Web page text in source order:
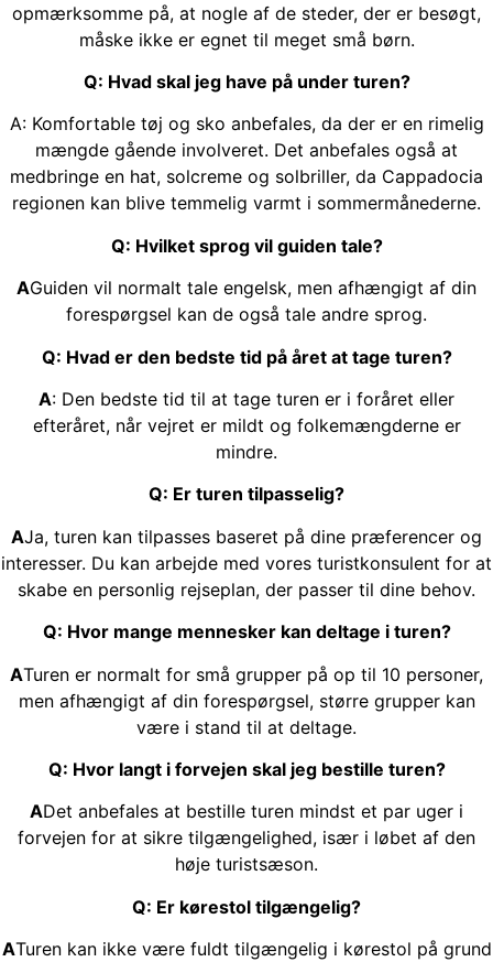
opmærksomme på, at nogle af de steder, der er besøgt,
måske ikke er egnet til meget små børn.
Q: Hvad skal jeg have på under turen?
A: Komfortable tøj og sko anbefales, da der er en rimelig
mængde gående involveret. Det anbefales også at
medbringe en hat, solcreme og solbriller, da Cappadocia
regionen kan blive temmelig varmt i sommermånederne.
Q: Hvilket sprog vil guiden tale?
AGuiden vil normalt tale engelsk, men afhængigt af din
forespørgsel kan de også tale andre sprog.
Q: Hvad er den bedste tid på året at tage turen?
A: Den bedste tid til at tage turen er i foråret eller
efteråret, når vejret er mildt og folkemængderne er
mindre.
Q: Er turen tilpasselig?
AJa, turen kan tilpasses baseret på dine præferencer og
interesser. Du kan arbejde med vores turistkonsulent for at
skabe en personlig rejseplan, der passer til dine behov.
Q: Hvor mange mennesker kan deltage i turen?
ATuren er normalt for små grupper på op til 10 personer,
men afhængigt af din forespørgsel, større grupper kan
være i stand til at deltage.
Q: Hvor langt i forvejen skal jeg bestille turen?
ADet anbefales at bestille turen mindst et par uger i
forvejen for at sikre tilgængelighed, især i løbet af den
høje turistsæson.
Q: Er kørestol tilgængelig?
ATuren kan ikke være fuldt tilgængelig i kørestol på grund